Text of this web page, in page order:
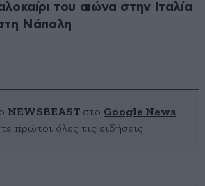
του αιώνα στην Ιταλία
Νάπολη
NEWSBEAST στο Google News
πρώτοι όλες τις ειδήσεις